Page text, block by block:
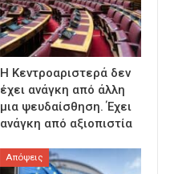
Η Κεντροαριστερά δεν
έχει ανάγκη από άλλη
μια ψευδαίσθηση. Έχει
ανάγκη από αξιοπιστία
Απόψεις